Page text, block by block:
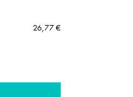
26,77 €